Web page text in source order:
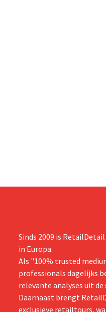
Sinds 2009 is
in Europa.
Als "100% trusted
professionals dagelijks
relevante analyses uit de
Daarnaast brengt
exclusieve retailtours,